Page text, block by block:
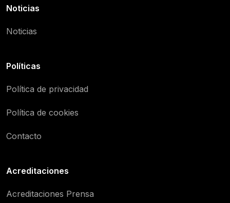
Noticias
Noticias
Políticas
Política de privacidad
Política de cookies
Contacto
Acreditaciones
Acreditaciones Prensa